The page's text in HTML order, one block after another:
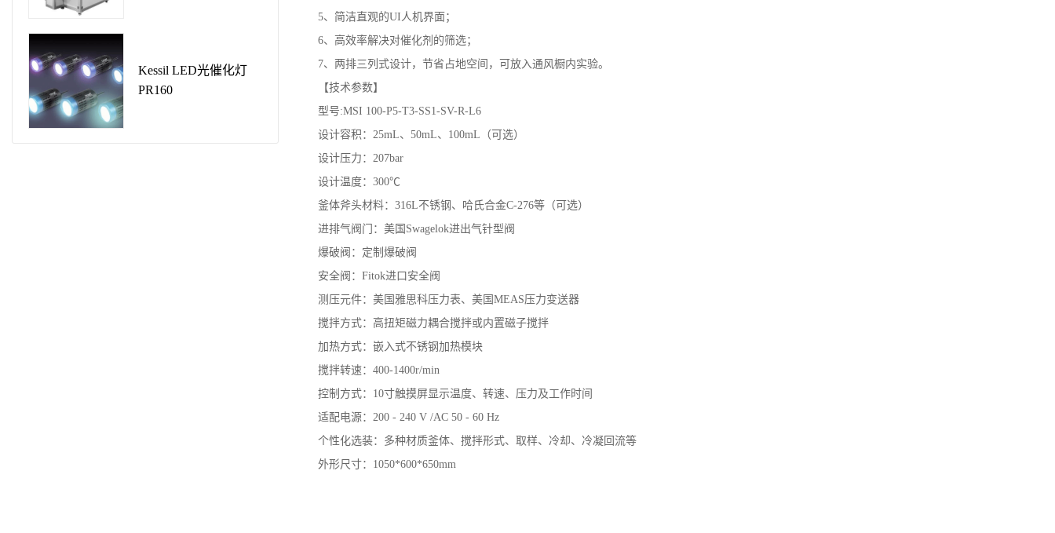
Kessil LED光催化灯
PR160
5、简洁直观的UI人机界面；
6、高效率解决对催化剂的筛选；
7、两排三列式设计，节省占地空间，可放入通风橱内实验。
【技术参数】
型号:MSI 100-P5-T3-SS1-SV-R-L6
设计容积：25mL、50mL、100mL（可选）
设计压力：207bar
设计温度：300℃
釜体斧头材料：316L不锈钢、哈氏合金C-276等（可选）
进排气阀门：美国Swagelok进出气针型阀
爆破阀：定制爆破阀
安全阀：Fitok进口安全阀
测压元件：美国雅思科压力表、美国MEAS压力变送器
搅拌方式：高扭矩磁力耦合搅拌或内置磁子搅拌
加热方式：嵌入式不锈钢加热模块
搅拌转速：400-1400r/min
控制方式：10寸触摸屏显示温度、转速、压力及工作时间
适配电源：200 - 240 V /AC 50 - 60 Hz
个性化选装：多种材质釜体、搅拌形式、取样、冷却、冷凝回流等
外形尺寸：1050*600*650mm